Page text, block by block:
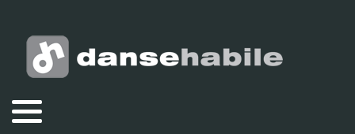
Vous êtes ici :
2020